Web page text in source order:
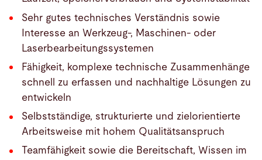
Sehr gutes technisches Verständnis sowie
Interesse an Werkzeug-, Maschinen- oder
Laserbearbeitungssystemen
Fähigkeit, komplexe technische Zusammenhänge
schnell zu erfassen und nachhaltige Lösungen zu
entwickeln
Selbstständige, strukturierte und zielorientierte
Arbeitsweise mit hohem Qualitätsanspruch
Teamfähigkeit sowie die Bereitschaft, Wissen im